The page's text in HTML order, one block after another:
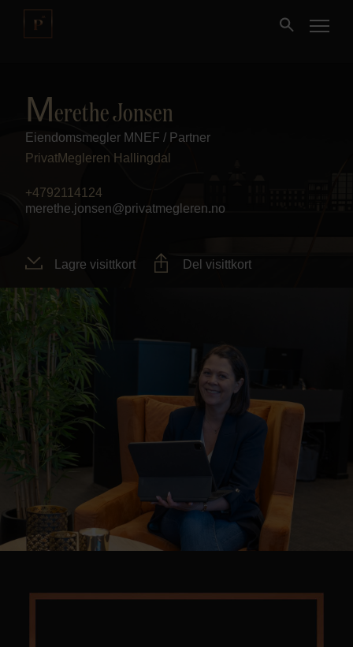
Kjøpe
Selge
Nybygg
Fritidseiendom
Finansiering
Kontor og megler
Digital boligannonsering
Styling og klargjøring
Kjøpsmegling
Om oss
Merethe Jonsen
Eiendomsmegler MNEF / Partner
PrivatMegleren Hallingdal
+4792114124
merethe.jonsen@privatmegleren.no
Lagre visittkort Del visittkort